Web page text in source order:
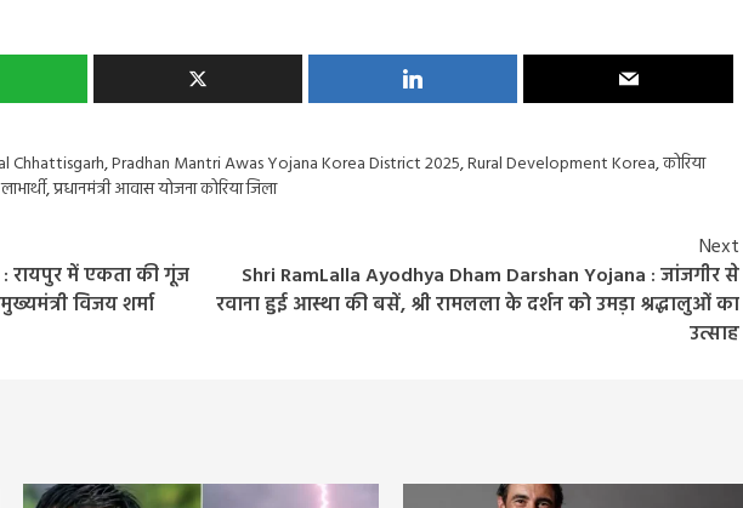
Chhattisgarh,Pradhan Mantri Awas Yojana Korea District 2025,Rural Development Korea,कोरिया
,प्रधानमंत्री आवास योजना कोरिया जिला
रायपुर में एकता की गूंज
विजय शर्मा
Next
Shri RamLalla Ayodhya Dham Darshan Yojana : जांजगीर से
रवाना हुई आस्था की बसें, श्री रामलला के दर्शन को उमड़ा श्रद्धालुओं का
उत्साह